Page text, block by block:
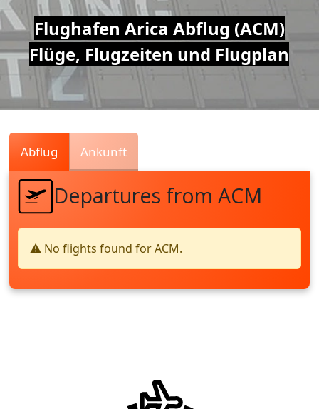
Air
Traffic
Live
Flughafen Arica Abflug (ACM)
Flüge, Flugzeiten und Flugplan
Abflug Ankunft
Departures from ACM
⚠️ No flights found for ACM.